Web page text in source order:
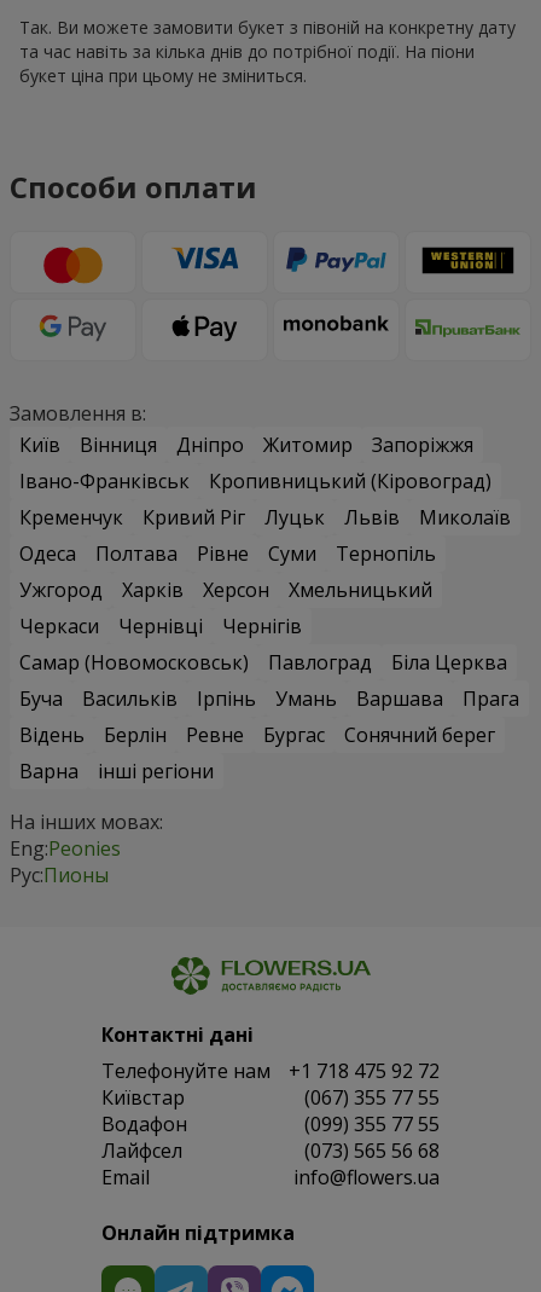
Так. Ви можете замовити букет з півоній на конкретну дату
та час навіть за кілька днів до потрібної події. На піони
букет ціна при цьому не зміниться.
Способи оплати
Замовлення в:
Київ
Вінниця Дніпро Житомир
Запоріжжя
Івано-Франківськ
Кропивницький (Кіровоград)
Кременчук
Кривий Ріг Луцьк Львів
Миколаїв
Одеса
Полтава Рівне Суми
Тернопіль
Ужгород
Харків Херсон
Хмельницький
Черкаси
Чернівці
Чернігів
Самар (Новомосковськ)
Павлоград
Біла Церква
Буча
Васильків Ірпінь Умань Варшава
Прага
Відень
Берлін Ревне Бургас
Сонячний берег
Варна
інші регіони
На інших мовах:
Eng:Peonies
Рус:Пионы
Контактні дані
Телефонуйте нам
+1 718 475 92 72
Київстар
(067) 355 77 55
Водафон
(099) 355 77 55
Лайфсел
(073) 565 56 68
Email
info@flowers.ua
Онлайн підтримка